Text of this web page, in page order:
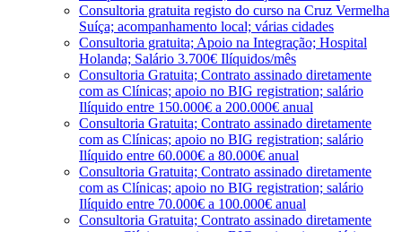
Consultoria gratuita registo do curso na Cruz Vermelha
Suíça; acompanhamento local; várias cidades
Consultoria gratuita; Apoio na Integração; Hospital
Holanda; Salário 3.700€ Ilíquidos/mês
Consultoria Gratuita; Contrato assinado diretamente
com as Clínicas; apoio no BIG registration; salário
Ilíquido entre 150.000€ a 200.000€ anual
Consultoria Gratuita; Contrato assinado diretamente
com as Clínicas; apoio no BIG registration; salário
Ilíquido entre 60.000€ a 80.000€ anual
Consultoria Gratuita; Contrato assinado diretamente
com as Clínicas; apoio no BIG registration; salário
Ilíquido entre 70.000€ a 100.000€ anual
Consultoria Gratuita; Contrato assinado diretamente